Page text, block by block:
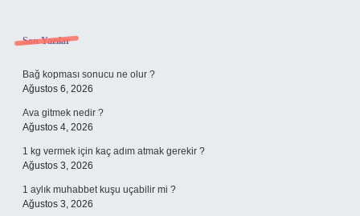
Sidebar
Son Yazılar
Bağ kopması sonucu ne olur ?
Ağustos 6, 2026
Ava gitmek nedir ?
Ağustos 4, 2026
1 kg vermek için kaç adım atmak gerekir ?
Ağustos 3, 2026
1 aylık muhabbet kuşu uçabilir mi ?
Ağustos 3, 2026